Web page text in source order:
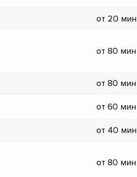
от 20 мин
от 80 мин
от 80 мин
от 60 мин
от 40 мин
от 80 мин